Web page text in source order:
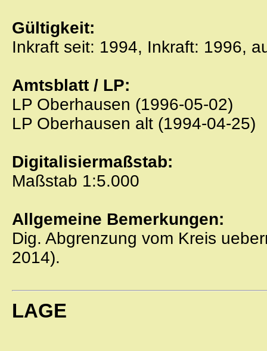
Gültigkeit:
Inkraft seit: 1994, Inkraft: 1996,
Amtsblatt / LP:
LP Oberhausen (1996-05-02)
LP Oberhausen alt (1994-04-25)
Digitalisiermaßstab:
Maßstab 1:5.000
Allgemeine Bemerkungen:
Dig. Abgrenzung vom Kreis
2014).
LAGE